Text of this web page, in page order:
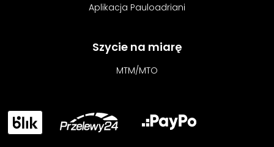
Aplikacja Pauloadriani
Szycie na miarę
MTM/MTO